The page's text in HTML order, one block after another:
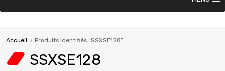
Accueil Produits identifiés “SSXSE128”
SSXSE128